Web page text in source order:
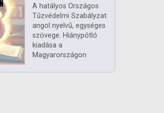
A hatályos Országos
Tűzvédelmi Szabályzat
angol nyelvű, egységes
szövege. Hiánypótló
kiadása a
Magyarországon